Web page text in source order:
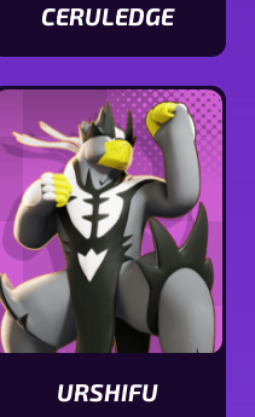
CERULEDGE
Ver
características
de
ceruledge
URSHIFU